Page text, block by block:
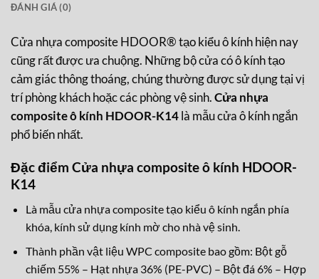
ĐÁNH GIÁ (0)
Cửa nhựa composite HDOOR® tạo kiểu ô kính hiện nay
cũng rất được ưa chuộng. Những bộ cửa có ô kính tạo
cảm giác thông thoáng, chúng thường được sử dụng tại vị
trí phòng khách hoặc các phòng vệ sinh.Cửa nhựa
composite ô kính HDOOR-K14là mẫu cửa ô kính ngắn
phổ biến nhất.
Đặc điểm Cửa nhựa composite ô kính HDOOR-
K14
Là mẫu cửa nhựa composite tạo kiểu ô kính ngắn phía
khóa, kính sử dụng kính mờ cho nhà vệ sinh.
Thành phần vật liệu WPC composite bao gồm: Bột gỗ
chiếm 55% – Hạt nhựa 36% (PE-PVC) – Bột đá 6% – Hợp